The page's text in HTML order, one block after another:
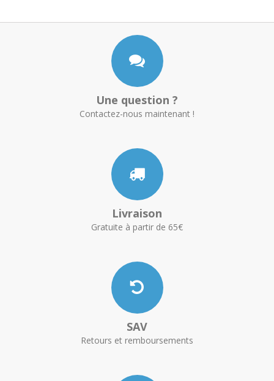
Une question ?
Contactez-nous maintenant !
Livraison
Gratuite à partir de 65€
SAV
Retours et remboursements